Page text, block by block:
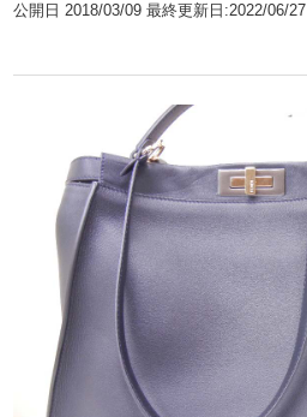
公開日2018/03/09 最終更新日:2022/06/27